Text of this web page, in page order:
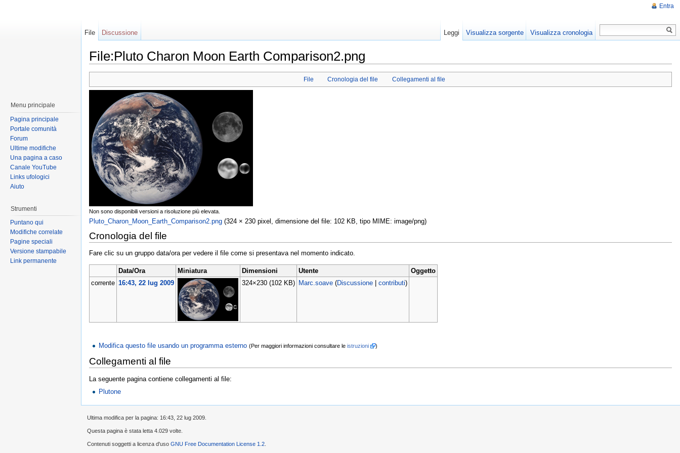
File:Pluto Charon Moon Earth Comparison2.png
File Cronologia del file Collegamenti al file
Non sono disponibili versioni a risoluzione più elevata.
Pluto_Charon_Moon_Earth_Comparison2.png ‎ (324 × 230 pixel, dimensione del file: 102 KB, tipo MIME: image/png)
Cronologia del file
Fare clic su un gruppo data/ora per vedere il file come si presentava nel momento indicato.
Data/Ora Miniatura Dimensioni Utente
Oggetto
corrente 16:43, 22 lug 2009 324×230 (102 KB) Marc.soave (Discussione| contributi)
Modifica questo file usando un programma esterno (Per maggiori informazioni consultare leistruzioni )
Collegamenti al file
La seguente pagina contiene collegamenti al file:
Plutone
Entra
File Discussione Leggi Visualizza sorgente Visualizza cronologia
Menu principale
Pagina principale
Portale comunità
Forum
Ultime modifiche
Una pagina a caso
Canale YouTube
Links ufologici
Aiuto
Strumenti
Puntano qui
Modifiche correlate
Pagine speciali
Versione stampabile
Link permanente
Ultima modifica per la pagina: 16:43, 22 lug 2009.
Questa pagina è stata letta 4.029 volte.
Contenuti soggetti a licenza d'uso GNU Free Documentation License 1.2